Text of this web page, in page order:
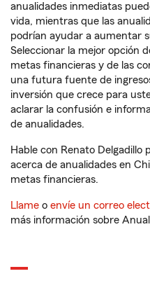
anualidades inmediatas
vida, mientras que las
podrían ayudar a aumentar
Seleccionar la mejor opción
metas financieras y de las
una futura fuente de
inversión que crece para
aclarar la confusión e
de anualidades.
Hable con Renato
acerca de anualidades en
metas financieras.
Llame o envíe un correo
más información sobre